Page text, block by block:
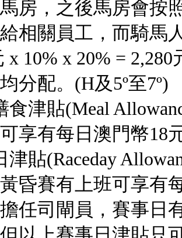
房，之後馬房會按
相關員工，而騎馬
x 10% x 20% =
分配。(H及5º至7º)
食津貼(Meal
享有每日澳門幣18
津貼(Raceday
昏賽有上班可享有
任司閘員，賽事日